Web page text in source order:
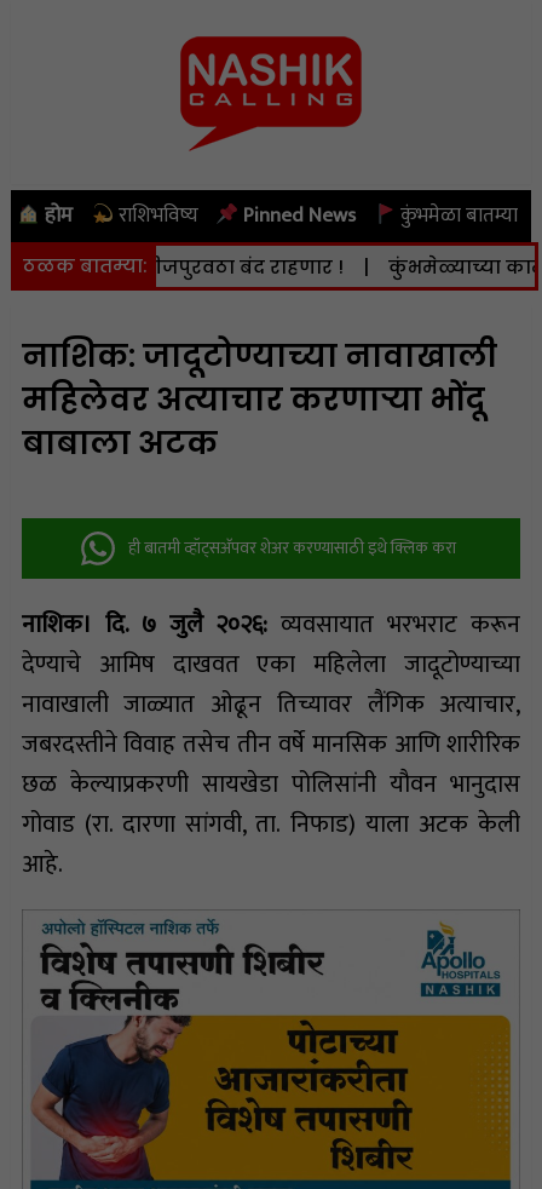
होम राशिभविष्य Pinned News कुंभमेळा बातम्या
ठळक बातम्या:
ऑगस्ट) वीजपुरवठा बंद राहणार ! | कुंभमेळ्याच्या कामात
नाशिक: जादूटोण्याच्या नावाखाली
महिलेवर अत्याचार करणाऱ्या भोंदू
बाबाला अटक
ही बातमी व्हॉट्सअ‍ॅपवर शेअर करण्यासाठी इथे क्लिक करा
नाशिक। दि. ७ जुलै २०२६: व्यवसायात भरभराट करून
देण्याचे आमिष दाखवत एका महिलेला जादूटोण्याच्या
नावाखाली जाळ्यात ओढून तिच्यावर लैंगिक अत्याचार,
जबरदस्तीने विवाह तसेच तीन वर्षे मानसिक आणि शारीरिक
छळ केल्याप्रकरणी सायखेडा पोलिसांनी यौवन भानुदास
गोवाड (रा. दारणा सांगवी, ता. निफाड) याला अटक केली
आहे.